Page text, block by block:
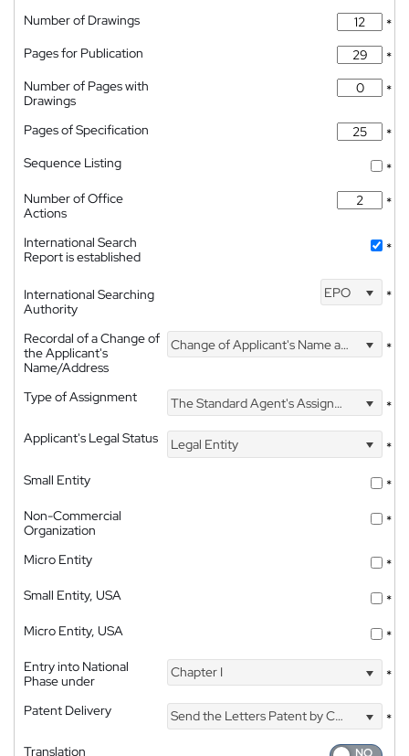
Number of Drawings
*
Pages for Publication
*
Number of Pages with
Drawings
*
Pages of Specification
*
Sequence Listing
*
Number of Office
Actions
*
International Search
Report is established
*
International Searching
Authority
EPO *
Recordal of a Change of
the Applicant's
Name/Address
Change of Applicant's Name and Address *
Type of Assignment The Standard Agent's Assignment
*
Applicant's Legal Status
Legal Entity
*
Small Entity
*
Non-Commercial
Organization
*
Micro Entity
*
Small Entity, USA
*
Micro Entity, USA
*
Entry into National
Phase under
Chapter I *
Patent Delivery Send the Letters Patent by Courier
*
Translation